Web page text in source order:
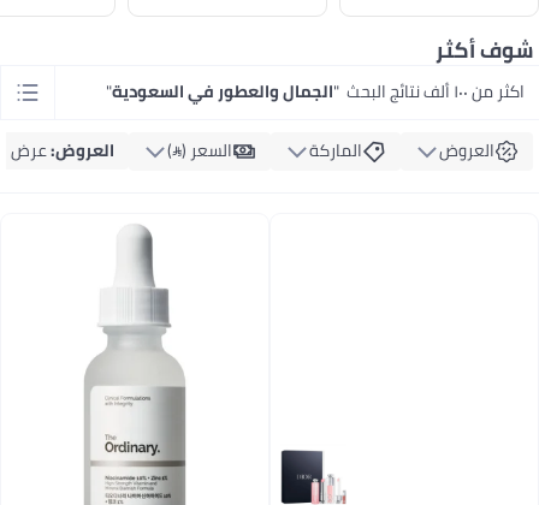
شوف أكثر
اكثر من ١٠٠ ألف نتائج البحث "الجمال والعطور في السعودية"
العروض
الماركة السعر () العروض:عرض